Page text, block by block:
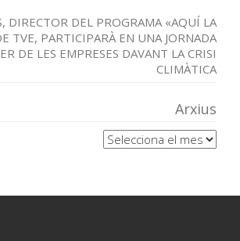
DIRECTOR DEL PROGRAMA «AQUÍ LA
TVE, PARTICIPARÀ EN UNA JORNADA
DE LES EMPRESES DAVANT LA CRISI
CLIMÀTICA
Arxius
Arxius